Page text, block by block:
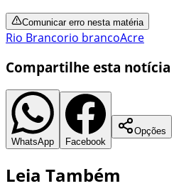
Comunicar erro nesta matéria
Rio Brancorio brancoAcre
Compartilhe esta notícia
WhatsApp Facebook
Opções
Leia Também